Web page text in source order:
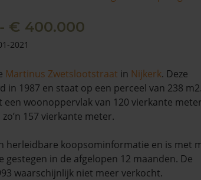
€ 400.000
2021
Martinus Zwetslootstraat in Nijkerk. Deze
in 1987 en staat op een perceel van 238
een woonoppervlak van 120 vierkante
157 vierkante meter.
herleidbare koopsominformatie en is met
gestegen in de afgelopen 12 maanden. De
waarschijnlijk niet meer verkocht.